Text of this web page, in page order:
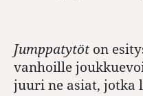
Jumppatytöt on
vanhoille
juuri ne asiat, jotka